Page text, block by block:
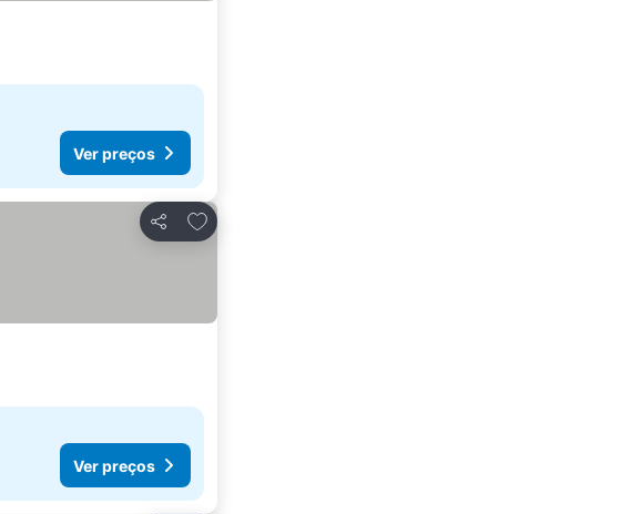
Ver preços
Partilhar
Adicionar aos favoritos
Ver preços